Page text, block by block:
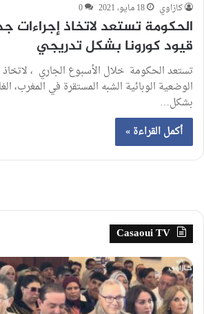
كازاوي 18 مايو، 2021 0
الحكومة تستعد لاتخاذ إجراءات
قيود كورونا بشكل تدريجي
تستعد الحكومة خلال الأسبوع الجاري ،
الوضعية الوبائية الشبه المستقرة في المغرب،
بشكل…
أكمل القراءة »
Casaoui TV